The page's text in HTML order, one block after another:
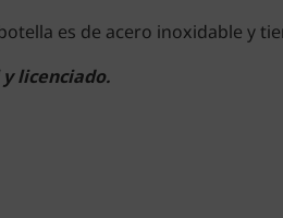
es de acero inoxidable y
licenciado.